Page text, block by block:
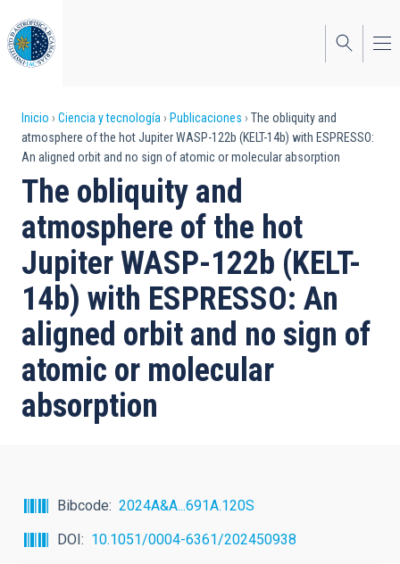
al
contenido
principal
Sobrescribir
enlaces
de
ayuda
a
la
navegación
Inicio Ciencia y tecnología Publicaciones
The obliquity and
atmosphere of the hot Jupiter WASP-122b (KELT-14b) with ESPRESSO:
An aligned orbit and no sign of atomic or molecular absorption
The obliquity and
atmosphere of the hot
Jupiter WASP-122b (KELT-
14b) with ESPRESSO: An
aligned orbit and no sign of
atomic or molecular
absorption
Bibcode
2024A&A...691A.120S
DOI
10.1051/0004-6361/202450938